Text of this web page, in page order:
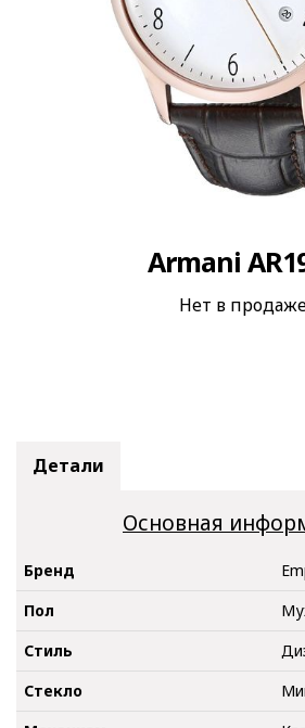
Armani
Нет в
Детали
Основная
Бренд
Пол
Стиль
Стекло